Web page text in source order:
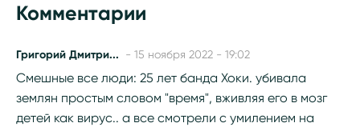
Комментарии
Григорий Дмитри... - 15 ноября 2022 - 19:02
Смешные все люди: 25 лет банда Хоки. убивала
землян простым словом "время", вживляя его в мозг
детей как вирус.. а все смотрели с умилением на